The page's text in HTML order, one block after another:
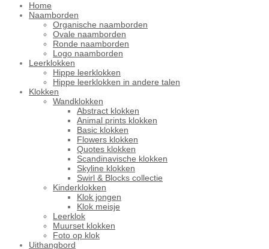
Home
Naamborden
Organische naamborden
Ovale naamborden
Ronde naamborden
Logo naamborden
Leerklokken
Hippe leerklokken
Hippe leerklokken in andere talen
Klokken
Wandklokken
Abstract klokken
Animal prints klokken
Basic klokken
Flowers klokken
Quotes klokken
Scandinavische klokken
Skyline klokken
Swirl & Blocks collectie
Kinderklokken
Klok jongen
Klok meisje
Leerklok
Muurset klokken
Foto op klok
Uithangbord